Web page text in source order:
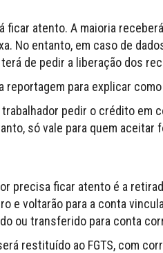
ficar atento. A maioria
No entanto, em caso de
de pedir a liberação dos
reportagem para explicar
trabalhador pedir o crédito em
só vale para quem
precisa ficar atento é a
e voltarão para a conta
ou transferido para conta
restituído ao FGTS, com